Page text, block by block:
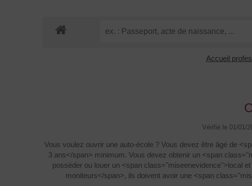
Accueil
Vérifié le 01/01/
Vous voulez ouvrir une auto-école ? Vous devez être âgé de
3 ans</span> minimum. Vous devez obtenir un <span
posséder ou louer un <span class="miseenevidence">local
moniteurs</span>, ils doivent avoir une <span